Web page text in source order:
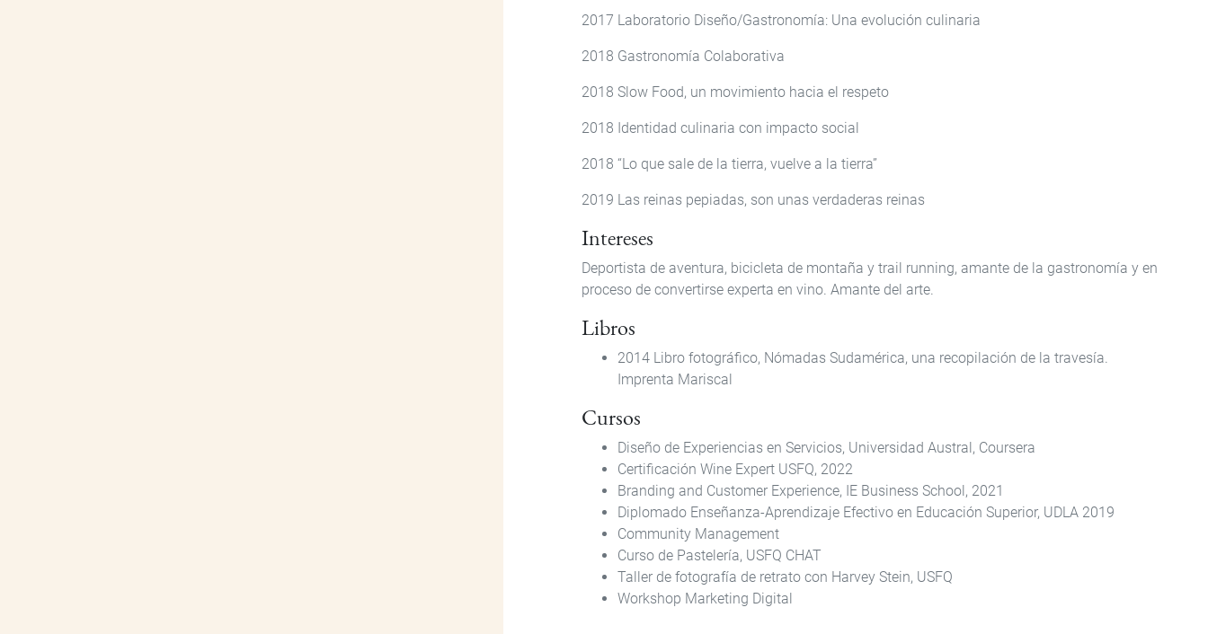
2017 Laboratorio Diseño/Gastronomía: Una evolución culinaria
2018 Gastronomía Colaborativa
2018 Slow Food, un movimiento hacia el respeto
2018 Identidad culinaria con impacto social
2018 “Lo que sale de la tierra, vuelve a la tierra”
2019 Las reinas pepiadas, son unas verdaderas reinas
Intereses
Deportista de aventura, bicicleta de montaña y trail running, amante de la gastronomía y en
proceso de convertirse experta en vino. Amante del arte.
Libros
2014 Libro fotográfico, Nómadas Sudamérica, una recopilación de la travesía.
Imprenta Mariscal
Cursos
Diseño de Experiencias en Servicios, Universidad Austral, Coursera
Certificación Wine Expert USFQ, 2022
Branding and Customer Experience, IE Business School, 2021
Diplomado Enseñanza-Aprendizaje Efectivo en Educación Superior, UDLA 2019
Community Management
Curso de Pastelería, USFQ CHAT
Taller de fotografía de retrato con Harvey Stein, USFQ
Workshop Marketing Digital